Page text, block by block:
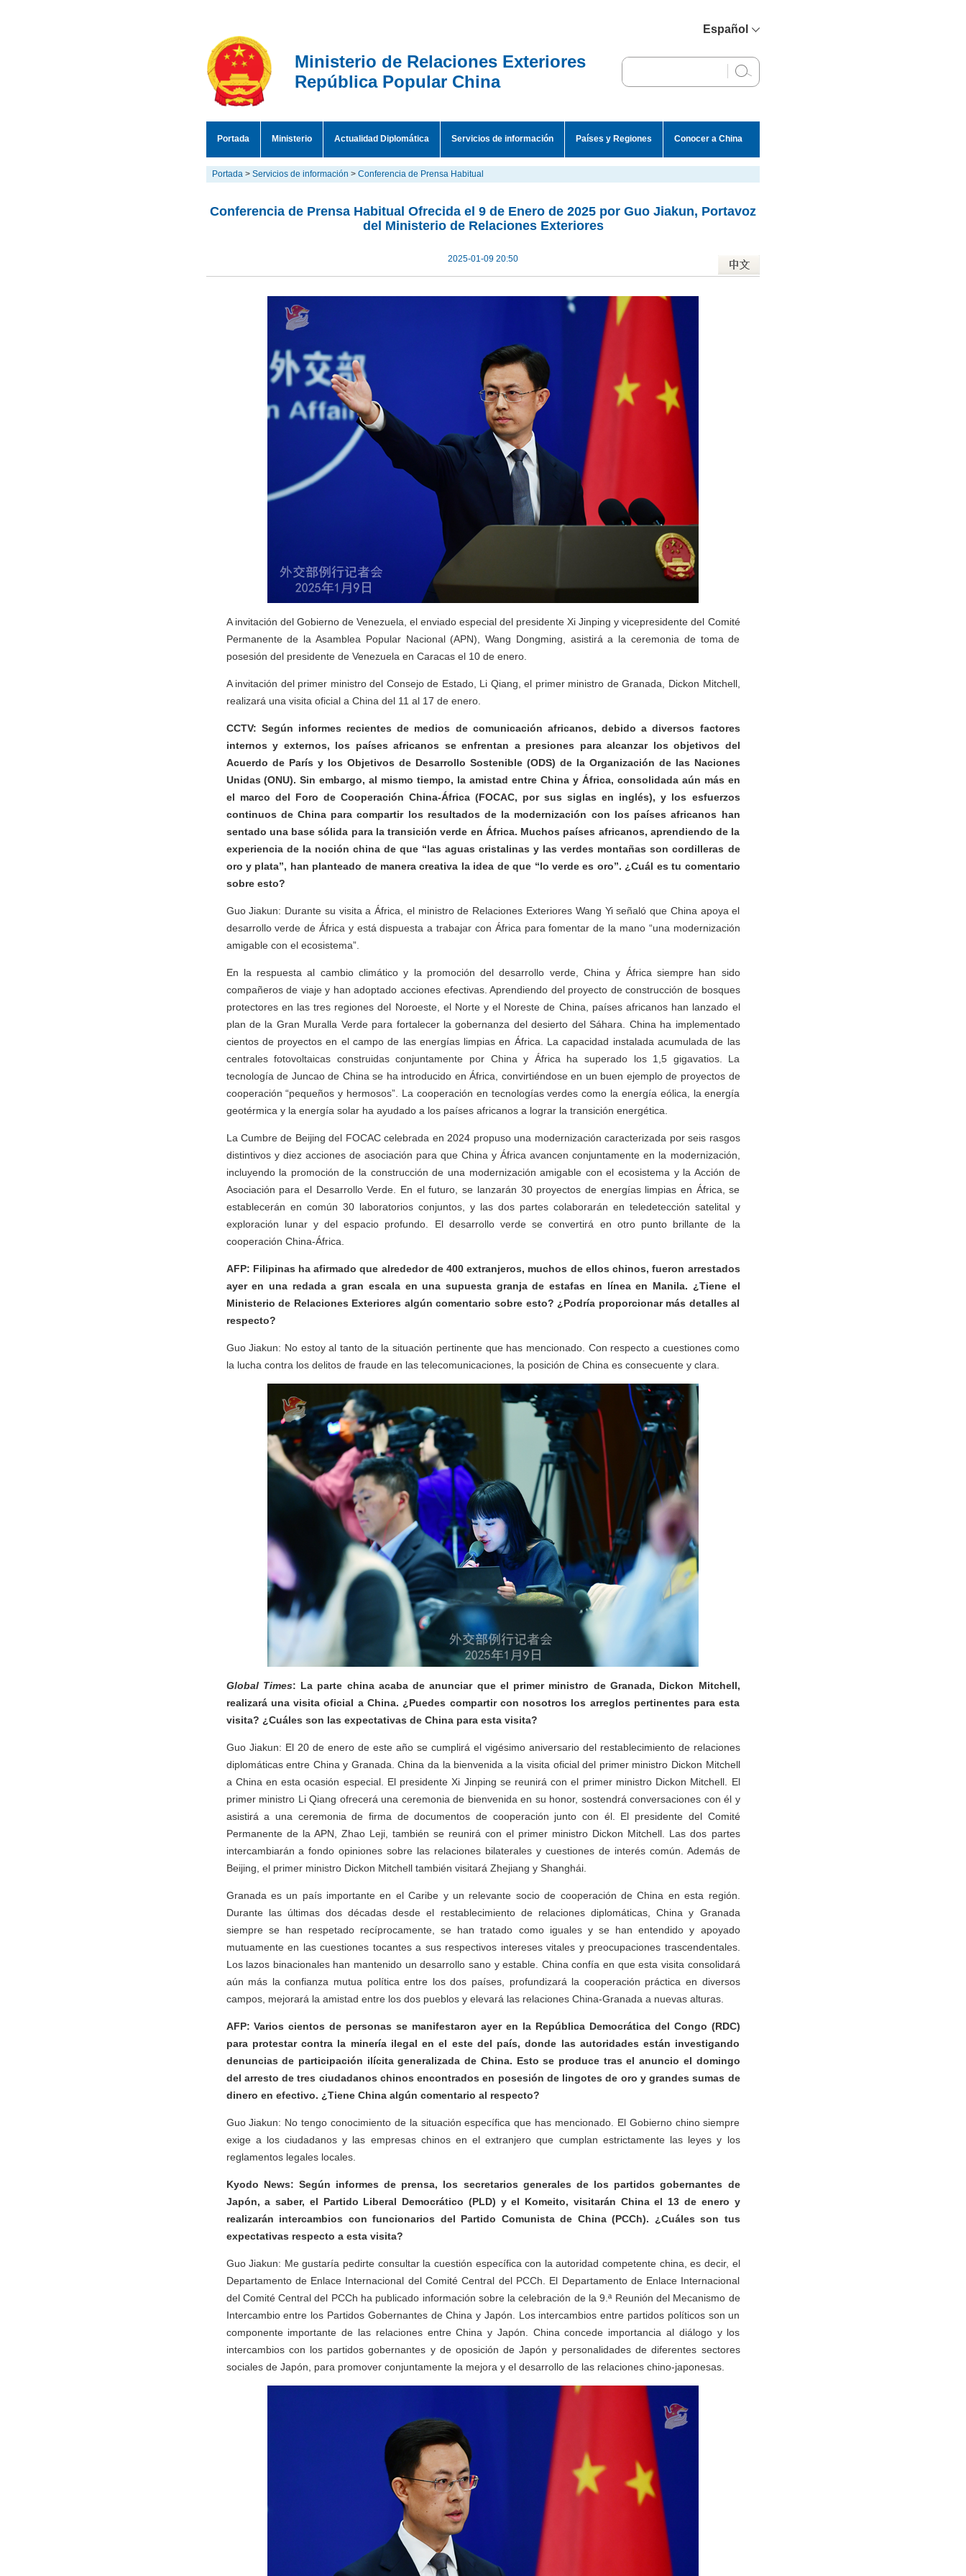
Español
English
Ministerio de Relaciones Exteriores
República Popular China
Portada Ministerio Actualidad Diplomática Servicios de información Países y Regiones Conocer a China
Portada > Servicios de información > Conferencia de Prensa Habitual
Conferencia de Prensa Habitual Ofrecida el 9 de Enero de 2025 por Guo Jiakun, Portavoz
del Ministerio de Relaciones Exteriores
2025-01-09 20:50
A invitación del Gobierno de Venezuela, el enviado especial del presidente Xi Jinping y vicepresidente del Comité
Permanente de la Asamblea Popular Nacional (APN), Wang Dongming, asistirá a la ceremonia de toma de
posesión del presidente de Venezuela en Caracas el 10 de enero.
A invitación del primer ministro del Consejo de Estado, Li Qiang, el primer ministro de Granada, Dickon Mitchell,
realizará una visita oficial a China del 11 al 17 de enero.
CCTV: Según informes recientes de medios de comunicación africanos, debido a diversos factores
internos y externos, los países africanos se enfrentan a presiones para alcanzar los objetivos del
Acuerdo de París y los Objetivos de Desarrollo Sostenible (ODS) de la Organización de las Naciones
Unidas (ONU). Sin embargo, al mismo tiempo, la amistad entre China y África, consolidada aún más en
el marco del Foro de Cooperación China-África (FOCAC, por sus siglas en inglés), y los esfuerzos
continuos de China para compartir los resultados de la modernización con los países africanos han
sentado una base sólida para la transición verde en África. Muchos países africanos, aprendiendo de la
experiencia de la noción china de que “las aguas cristalinas y las verdes montañas son cordilleras de
oro y plata”, han planteado de manera creativa la idea de que “lo verde es oro”. ¿Cuál es tu comentario
sobre esto?
Guo Jiakun: Durante su visita a África, el ministro de Relaciones Exteriores Wang Yi señaló que China apoya el
desarrollo verde de África y está dispuesta a trabajar con África para fomentar de la mano “una modernización
amigable con el ecosistema”.
En la respuesta al cambio climático y la promoción del desarrollo verde, China y África siempre han sido
compañeros de viaje y han adoptado acciones efectivas. Aprendiendo del proyecto de construcción de bosques
protectores en las tres regiones del Noroeste, el Norte y el Noreste de China, países africanos han lanzado el
plan de la Gran Muralla Verde para fortalecer la gobernanza del desierto del Sáhara. China ha implementado
cientos de proyectos en el campo de las energías limpias en África. La capacidad instalada acumulada de las
centrales fotovoltaicas construidas conjuntamente por China y África ha superado los 1,5 gigavatios. La
tecnología de Juncao de China se ha introducido en África, convirtiéndose en un buen ejemplo de proyectos de
cooperación “pequeños y hermosos”. La cooperación en tecnologías verdes como la energía eólica, la energía
geotérmica y la energía solar ha ayudado a los países africanos a lograr la transición energética.
La Cumbre de Beijing del FOCAC celebrada en 2024 propuso una modernización caracterizada por seis rasgos
distintivos y diez acciones de asociación para que China y África avancen conjuntamente en la modernización,
incluyendo la promoción de la construcción de una modernización amigable con el ecosistema y la Acción de
Asociación para el Desarrollo Verde. En el futuro, se lanzarán 30 proyectos de energías limpias en África, se
establecerán en común 30 laboratorios conjuntos, y las dos partes colaborarán en teledetección satelital y
exploración lunar y del espacio profundo. El desarrollo verde se convertirá en otro punto brillante de la
cooperación China-África.
AFP: Filipinas ha afirmado que alrededor de 400 extranjeros, muchos de ellos chinos, fueron arrestados
ayer en una redada a gran escala en una supuesta granja de estafas en línea en Manila. ¿Tiene el
Ministerio de Relaciones Exteriores algún comentario sobre esto? ¿Podría proporcionar más detalles al
respecto?
Guo Jiakun: No estoy al tanto de la situación pertinente que has mencionado. Con respecto a cuestiones como
la lucha contra los delitos de fraude en las telecomunicaciones, la posición de China es consecuente y clara.
Global Times: La parte china acaba de anunciar que el primer ministro de Granada, Dickon Mitchell,
realizará una visita oficial a China. ¿Puedes compartir con nosotros los arreglos pertinentes para esta
visita? ¿Cuáles son las expectativas de China para esta visita?
Guo Jiakun: El 20 de enero de este año se cumplirá el vigésimo aniversario del restablecimiento de relaciones
diplomáticas entre China y Granada. China da la bienvenida a la visita oficial del primer ministro Dickon Mitchell
a China en esta ocasión especial. El presidente Xi Jinping se reunirá con el primer ministro Dickon Mitchell. El
primer ministro Li Qiang ofrecerá una ceremonia de bienvenida en su honor, sostendrá conversaciones con él y
asistirá a una ceremonia de firma de documentos de cooperación junto con él. El presidente del Comité
Permanente de la APN, Zhao Leji, también se reunirá con el primer ministro Dickon Mitchell. Las dos partes
intercambiarán a fondo opiniones sobre las relaciones bilaterales y cuestiones de interés común. Además de
Beijing, el primer ministro Dickon Mitchell también visitará Zhejiang y Shanghái.
Granada es un país importante en el Caribe y un relevante socio de cooperación de China en esta región.
Durante las últimas dos décadas desde el restablecimiento de relaciones diplomáticas, China y Granada
siempre se han respetado recíprocamente, se han tratado como iguales y se han entendido y apoyado
mutuamente en las cuestiones tocantes a sus respectivos intereses vitales y preocupaciones trascendentales.
Los lazos binacionales han mantenido un desarrollo sano y estable. China confía en que esta visita consolidará
aún más la confianza mutua política entre los dos países, profundizará la cooperación práctica en diversos
campos, mejorará la amistad entre los dos pueblos y elevará las relaciones China-Granada a nuevas alturas.
AFP: Varios cientos de personas se manifestaron ayer en la República Democrática del Congo (RDC)
para protestar contra la minería ilegal en el este del país, donde las autoridades están investigando
denuncias de participación ilícita generalizada de China. Esto se produce tras el anuncio el domingo
del arresto de tres ciudadanos chinos encontrados en posesión de lingotes de oro y grandes sumas de
dinero en efectivo. ¿Tiene China algún comentario al respecto?
Guo Jiakun: No tengo conocimiento de la situación específica que has mencionado. El Gobierno chino siempre
exige a los ciudadanos y las empresas chinos en el extranjero que cumplan estrictamente las leyes y los
reglamentos legales locales.
Kyodo News: Según informes de prensa, los secretarios generales de los partidos gobernantes de
Japón, a saber, el Partido Liberal Democrático (PLD) y el Komeito, visitarán China el 13 de enero y
realizarán intercambios con funcionarios del Partido Comunista de China (PCCh). ¿Cuáles son tus
expectativas respecto a esta visita?
Guo Jiakun: Me gustaría pedirte consultar la cuestión específica con la autoridad competente china, es decir, el
Departamento de Enlace Internacional del Comité Central del PCCh. El Departamento de Enlace Internacional
del Comité Central del PCCh ha publicado información sobre la celebración de la 9.ª Reunión del Mecanismo de
Intercambio entre los Partidos Gobernantes de China y Japón. Los intercambios entre partidos políticos son un
componente importante de las relaciones entre China y Japón. China concede importancia al diálogo y los
intercambios con los partidos gobernantes y de oposición de Japón y personalidades de diferentes sectores
sociales de Japón, para promover conjuntamente la mejora y el desarrollo de las relaciones chino-japonesas.